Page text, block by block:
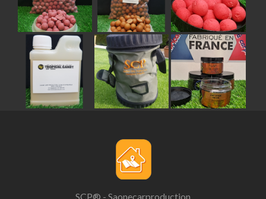
SCP® - Saonecarproduction